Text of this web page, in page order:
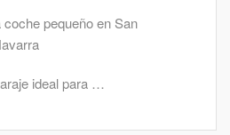
pequeño en San
ideal para …